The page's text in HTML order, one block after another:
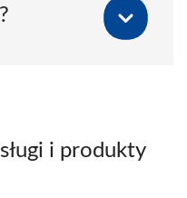
i produkty